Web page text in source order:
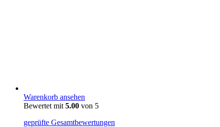
Warenkorb ansehen
Bewertet mit 5.00 von 5
geprüfte Gesamtbewertungen